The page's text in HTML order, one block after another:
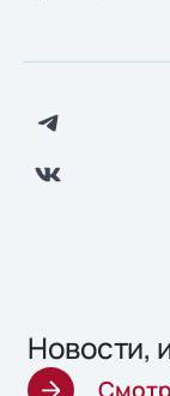
Новости,